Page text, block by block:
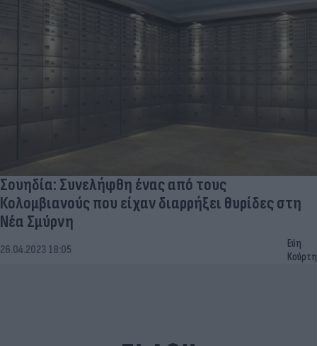
Σουηδία: Συνελήφθη ένας από τους
Κολομβιανούς που είχαν διαρρήξει θυρίδες στη
Νέα Σμύρνη
26.04.2023 18:05
Εύη
Κούρτη